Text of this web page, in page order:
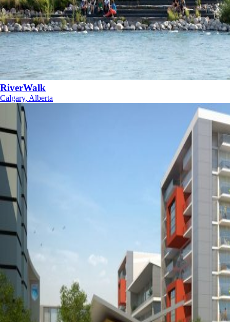
RiverWalk
Calgary, Alberta